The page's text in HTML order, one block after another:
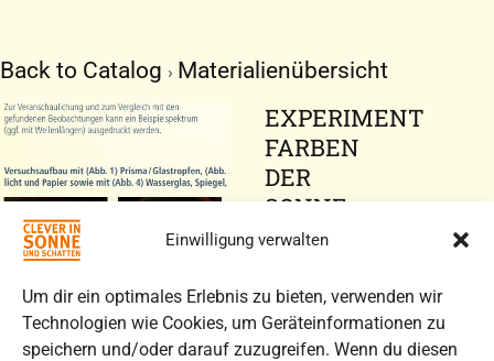
Einwilligung verwalten
Um dir ein optimales Erlebnis zu bieten, verwenden wir
Technologien wie Cookies, um Geräteinformationen zu
speichern und/oder darauf zuzugreifen. Wenn du diesen
Back to Catalog Materialienübersicht
EXPERIMENT
FARBEN
DER
SONNE
-
SICHTBARE
LICHT